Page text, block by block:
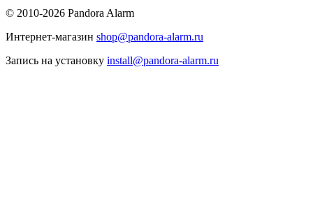
© 2010-2026 Pandora Alarm
Интернет-магазин shop@pandora-alarm.ru
Запись на установку install@pandora-alarm.ru